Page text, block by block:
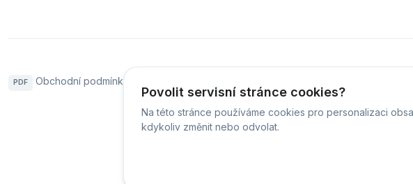
Povolit servisní stránce cookies?
Na této stránce používáme cookies pro personalizaci
kdykoliv změnit nebo odvolat.
PDF Obchodní podmínky